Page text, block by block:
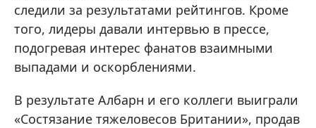
следили за результатами рейтингов. Кроме
того, лидеры давали интервью в прессе,
подогревая интерес фанатов взаимными
выпадами и оскорблениями.
В результате Албарн и его коллеги выиграли
«Состязание тяжеловесов Британии», продав